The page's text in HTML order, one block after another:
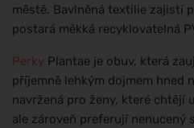
městě. Bavlněná textilie zajistí
postará měkká recyklovatelná
Perky Plantae je obuv, která
příjemně lehkým dojmem hned
navržená pro ženy, které chtějí
ale zároveň preferují nenucený